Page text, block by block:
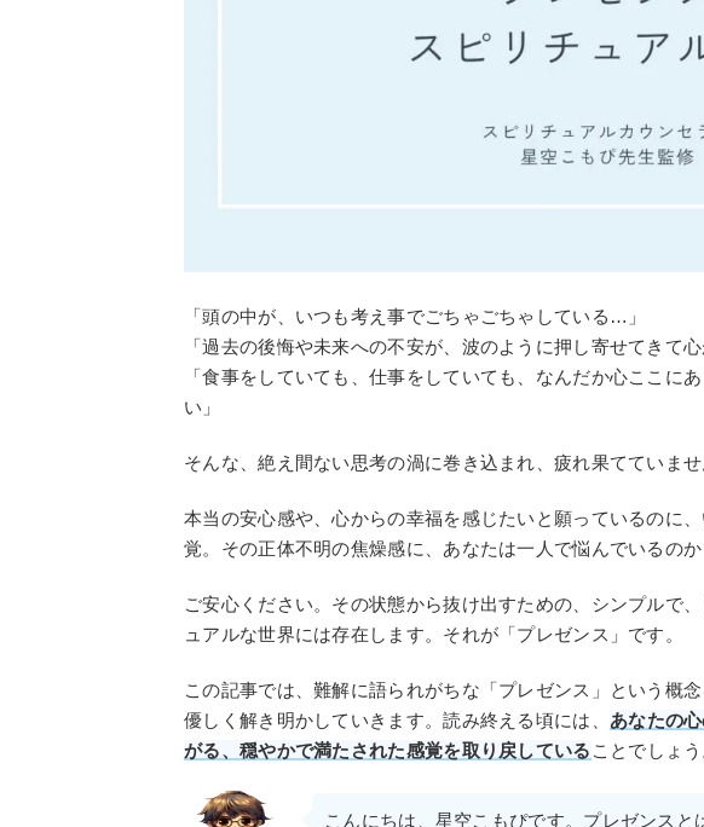
「頭の中が、いつも考え事でごちゃごちゃしている…」
「過去の後悔や未来への不安が、波のように押し寄せてきて心
「食事をしていても、仕事をしていても、なんだか心ここに
い」
そんな、絶え間ない思考の渦に巻き込まれ、疲れ果てていませ
本当の安心感や、心からの幸福を感じたいと願っているのに
覚。その正体不明の焦燥感に、あなたは一人で悩んでいるのか
ご安心ください。その状態から抜け出すための、シンプルで
ュアルな世界には存在します。それが「プレゼンス」です。
この記事では、難解に語られがちな「プレゼンス」という概
優しく解き明かしていきます。読み終える頃には、 あなたの
がる、穏やかで満たされた感覚を取り戻している ことでしょう
こんにちは、星空こもぴです。プレゼンス